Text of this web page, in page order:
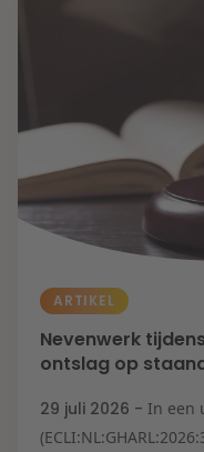
ARTIKEL
Nevenwerk
ontslag op
29 juli 2026 - In een